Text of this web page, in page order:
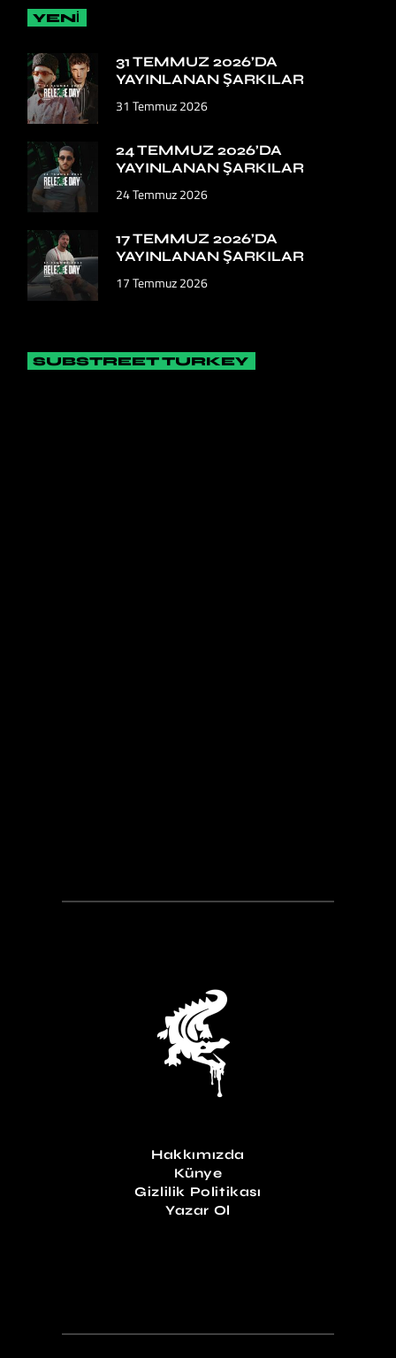
YENİ
31 TEMMUZ 2026’DA
YAYINLANAN ŞARKILAR
31 Temmuz 2026
24 TEMMUZ 2026’DA
YAYINLANAN ŞARKILAR
24 Temmuz 2026
17 TEMMUZ 2026’DA
YAYINLANAN ŞARKILAR
17 Temmuz 2026
SUBSTREET TURKEY
Hakkımızda
Künye
Gizlilik Politikası
Yazar Ol